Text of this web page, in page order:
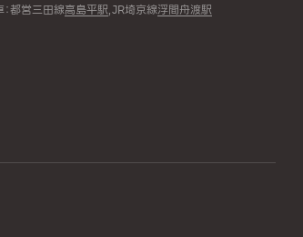
：都営三田線高島平駅,JR埼京線浮間舟渡駅